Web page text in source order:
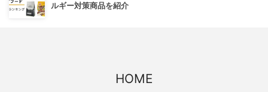
ルギー対策商品を紹介
HOME